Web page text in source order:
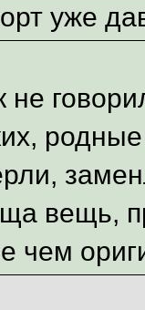
уже
не
ща вещь,
чем